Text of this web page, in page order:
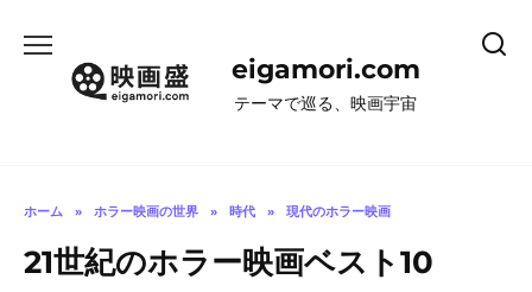
eigamori.com
テーマで巡る、映画宇宙
ホーム » ホラー映画の世界 » 時代 » 現代のホラー映画
21世紀のホラー映画ベスト10